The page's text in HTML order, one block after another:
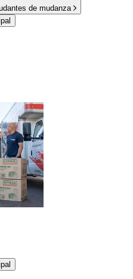
de mudanza